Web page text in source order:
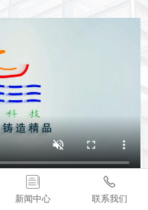

新闻中心

联系我们